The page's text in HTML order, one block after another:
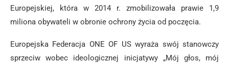
Europejskiej, która w 2014 r. zmobilizowała prawie 1,9
miliona obywateli w obronie ochrony życia od poczęcia.
Europejska Federacja ONE OF US wyraża swój stanowczy
sprzeciw wobec ideologicznej inicjatywy „Mój głos, mój